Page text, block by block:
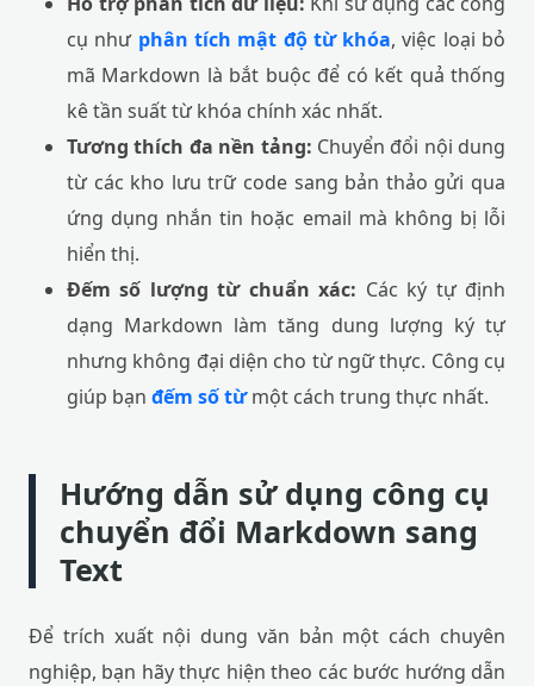
cụ như phân tích mật độ từ khóa, việc loại bỏ
mã Markdown là bắt buộc để có kết quả thống
kê tần suất từ khóa chính xác nhất.
Tương thích đa nền tảng: Chuyển đổi nội dung
từ các kho lưu trữ code sang bản thảo gửi qua
ứng dụng nhắn tin hoặc email mà không bị lỗi
hiển thị.
Đếm số lượng từ chuẩn xác: Các ký tự định
dạng Markdown làm tăng dung lượng ký tự
nhưng không đại diện cho từ ngữ thực. Công cụ
giúp bạn đếm số từmột cách trung thực nhất.
Hướng dẫn sử dụng công cụ
chuyển đổi Markdown sang
Text
Để trích xuất nội dung văn bản một cách chuyên
nghiệp, bạn hãy thực hiện theo các bước hướng dẫn